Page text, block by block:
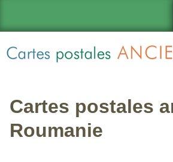
Région de
Cartes postales
Roumanie